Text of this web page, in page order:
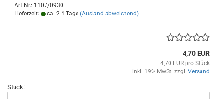
Art.Nr.: 1107/0930
Lieferzeit:
ca. 2-4 Tage (Ausland abweichend)
4,70 EUR
4,70 EUR pro Stück
inkl. 19% MwSt. zzgl. Versand
Stück: